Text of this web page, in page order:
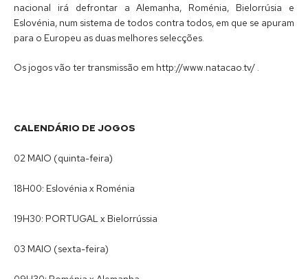
nacional irá defrontar a Alemanha, Roménia, Bielorrúsia e
Eslovénia, num sistema de todos contra todos, em que se apuram
para o Europeu as duas melhores selecções.
Os jogos vão ter transmissão em http://www.natacao.tv/ .
CALENDÁRIO DE JOGOS
02 MAIO (quinta-feira)
18H00: Eslovénia x Roménia
19H30: PORTUGAL x Bielorrússia
03 MAIO (sexta-feira)